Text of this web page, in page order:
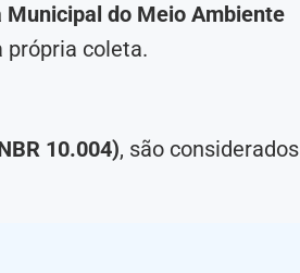
do Meio Ambiente
própria coleta.
10.004), são considerados